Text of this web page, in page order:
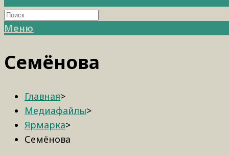
Меню
Семёнова
Главная>
Медиафайлы>
Ярмарка>
Семёнова